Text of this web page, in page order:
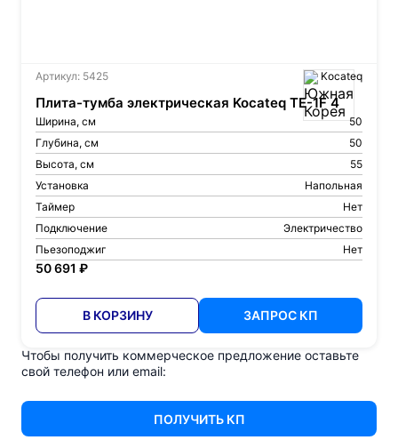
Артикул: 5425 Kocateq
Плита-тумба электрическая Kocateq TE-1F 4
Ширина, см
50
Глубина, см
50
Высота, см
55
Установка
Напольная
Таймер
Нет
Подключение
Электричество
Пьезоподжиг
Нет
50 691 ₽
В КОРЗИНУ ЗАПРОС КП
Чтобы получить коммерческое предложение оставьте
свой телефон или email:
ПОЛУЧИТЬ КП